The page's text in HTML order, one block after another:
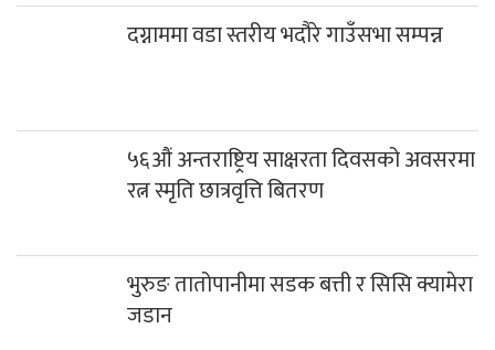
दग्नाममा वडा स्तरीय भदौरे गाउँसभा सम्पन्न
५६औं अन्तराष्ट्रिय साक्षरता दिवसको अवसरमा
रत्न स्मृति छात्रवृत्ति बितरण
भुरुङ तातोपानीमा सडक बत्ती र सिसि क्यामेरा
जडान